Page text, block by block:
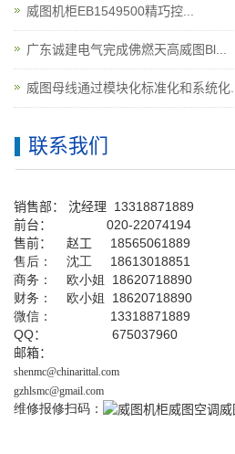
威图机柜EB1549500精巧控...
广东诚建电气完成佛燃天高威图Bl...
威图母线通过模块化标准化和系统化...
联系我们
销售部： 沈经理 13318871889
前台： 020-22074194
售前： 赵工 18565061889
售后： 沈工 18613018851
商务： 欧小姐 18620718890
财务： 欧小姐 18620718890
微信： 13318871889
QQ： 675037960
邮箱：
shenmc@chinarittal.com
gzhlsmc@gmail.com
维修报修扫码：